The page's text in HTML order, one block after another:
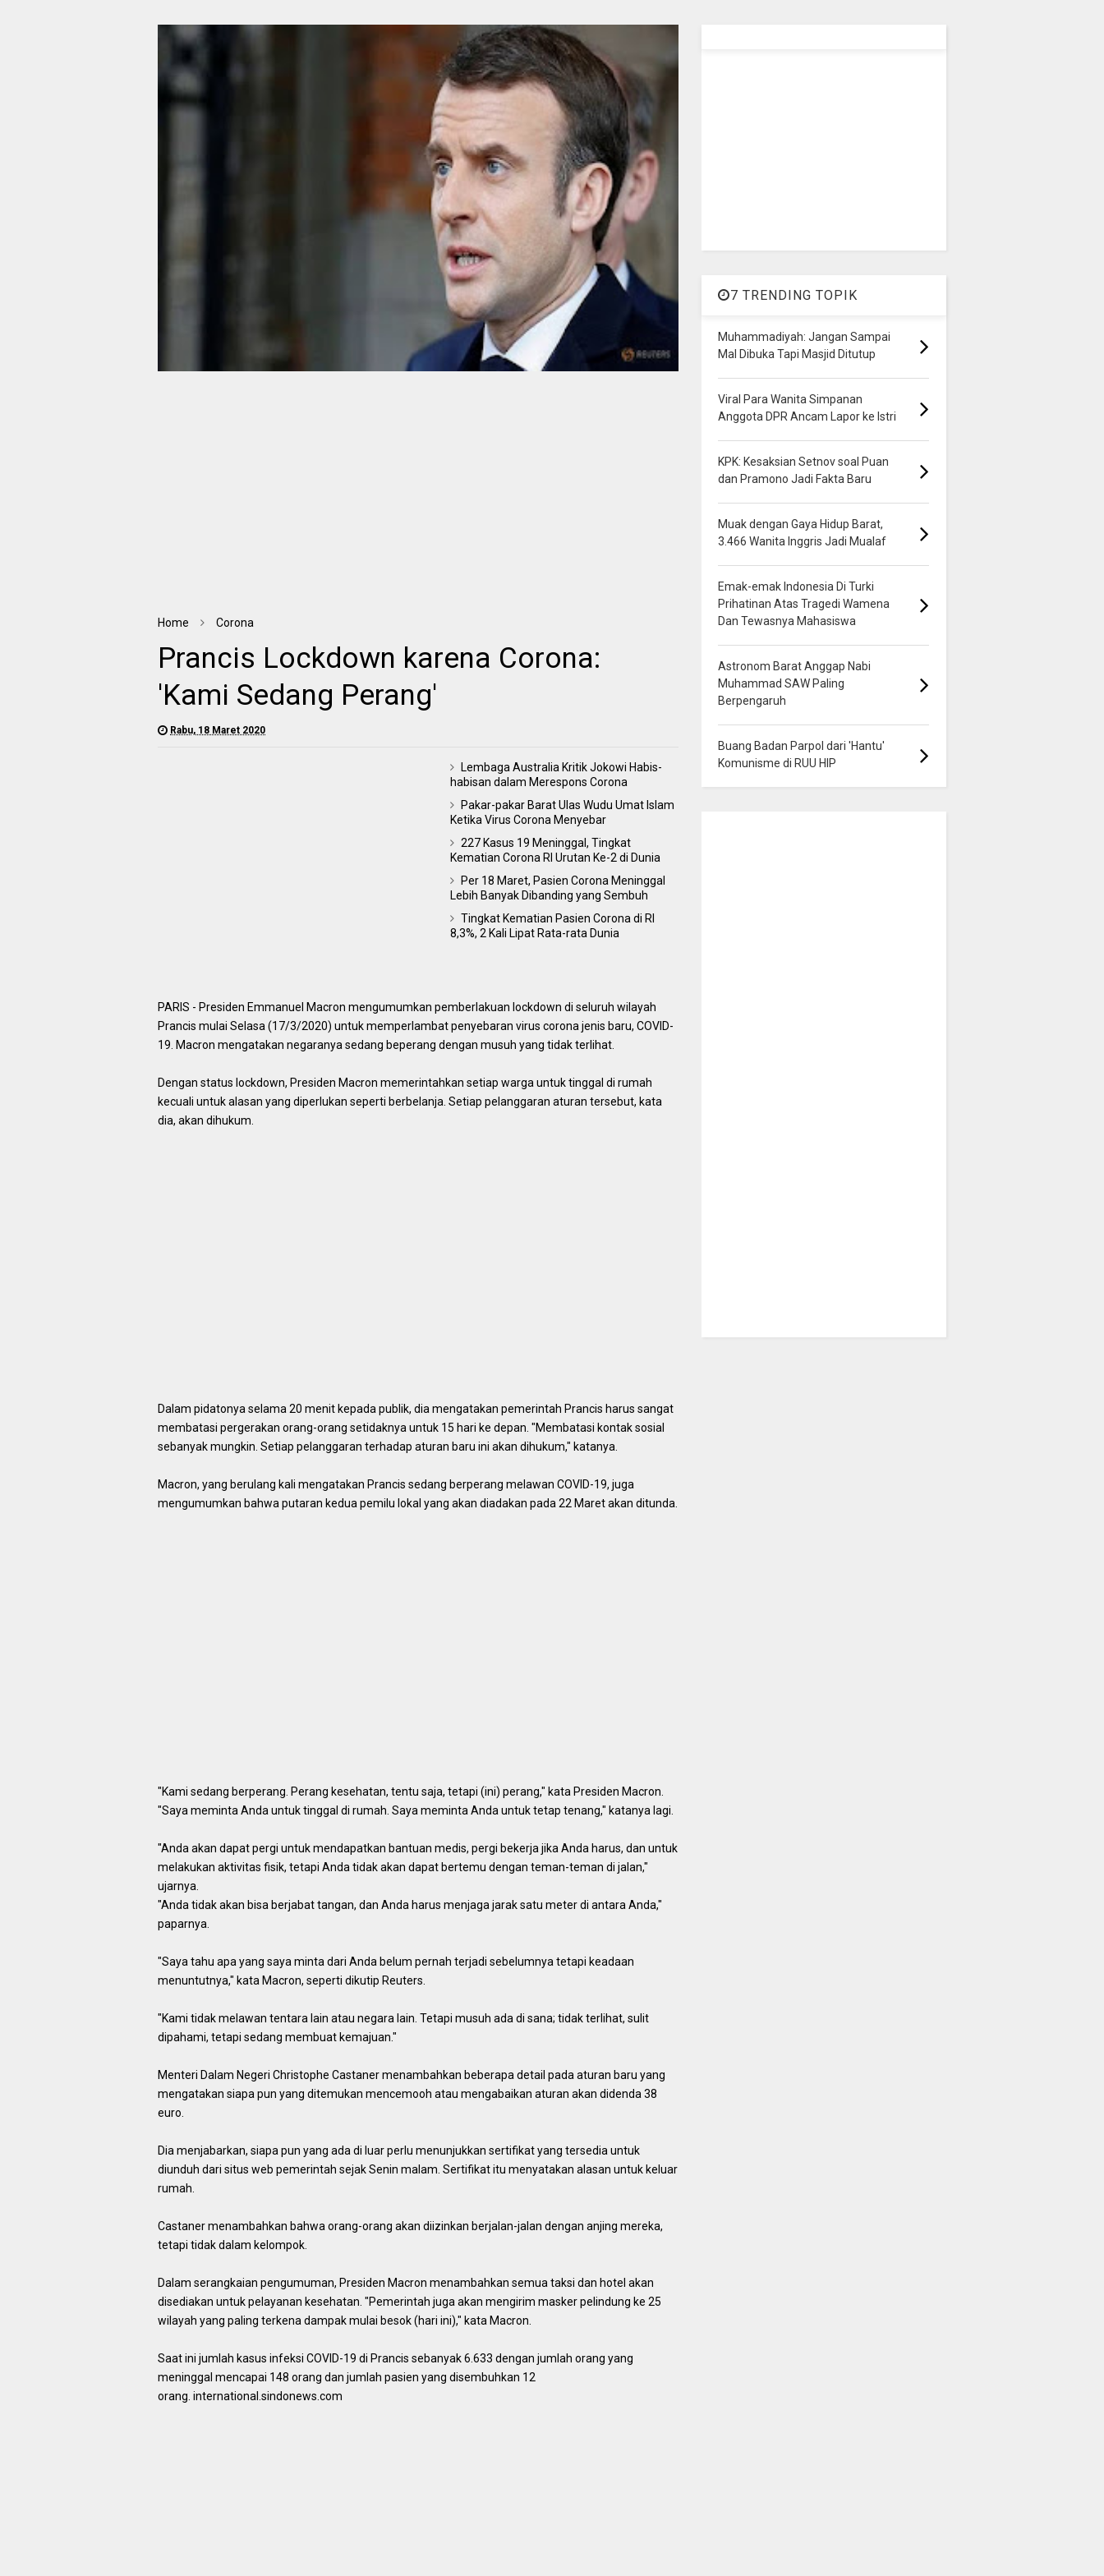
Home Corona
Prancis Lockdown karena Corona:
'Kami Sedang Perang'
Rabu, 18 Maret 2020
Lembaga Australia Kritik Jokowi Habis-
habisan dalam Merespons Corona
Pakar-pakar Barat Ulas Wudu Umat Islam
Ketika Virus Corona Menyebar
227 Kasus 19 Meninggal, Tingkat
Kematian Corona RI Urutan Ke-2 di Dunia
Per 18 Maret, Pasien Corona Meninggal
Lebih Banyak Dibanding yang Sembuh
Tingkat Kematian Pasien Corona di RI
8,3%, 2 Kali Lipat Rata-rata Dunia
PARIS - Presiden Emmanuel Macron mengumumkan pemberlakuan lockdown di seluruh wilayah
Prancis mulai Selasa (17/3/2020) untuk memperlambat penyebaran virus corona jenis baru, COVID-
19. Macron mengatakan negaranya sedang beperang dengan musuh yang tidak terlihat.
Dengan status lockdown, Presiden Macron memerintahkan setiap warga untuk tinggal di rumah
kecuali untuk alasan yang diperlukan seperti berbelanja. Setiap pelanggaran aturan tersebut, kata
dia, akan dihukum.
Dalam pidatonya selama 20 menit kepada publik, dia mengatakan pemerintah Prancis harus sangat
membatasi pergerakan orang-orang setidaknya untuk 15 hari ke depan. "Membatasi kontak sosial
sebanyak mungkin. Setiap pelanggaran terhadap aturan baru ini akan dihukum," katanya.
Macron, yang berulang kali mengatakan Prancis sedang berperang melawan COVID-19, juga
mengumumkan bahwa putaran kedua pemilu lokal yang akan diadakan pada 22 Maret akan ditunda.
"Kami sedang berperang. Perang kesehatan, tentu saja, tetapi (ini) perang," kata Presiden Macron.
"Saya meminta Anda untuk tinggal di rumah. Saya meminta Anda untuk tetap tenang," katanya lagi.
"Anda akan dapat pergi untuk mendapatkan bantuan medis, pergi bekerja jika Anda harus, dan untuk
melakukan aktivitas fisik, tetapi Anda tidak akan dapat bertemu dengan teman-teman di jalan,"
ujarnya.
"Anda tidak akan bisa berjabat tangan, dan Anda harus menjaga jarak satu meter di antara Anda,"
paparnya.
"Saya tahu apa yang saya minta dari Anda belum pernah terjadi sebelumnya tetapi keadaan
menuntutnya," kata Macron, seperti dikutip Reuters.
"Kami tidak melawan tentara lain atau negara lain. Tetapi musuh ada di sana; tidak terlihat, sulit
dipahami, tetapi sedang membuat kemajuan."
Menteri Dalam Negeri Christophe Castaner menambahkan beberapa detail pada aturan baru yang
mengatakan siapa pun yang ditemukan mencemooh atau mengabaikan aturan akan didenda 38
euro.
Dia menjabarkan, siapa pun yang ada di luar perlu menunjukkan sertifikat yang tersedia untuk
diunduh dari situs web pemerintah sejak Senin malam. Sertifikat itu menyatakan alasan untuk keluar
rumah.
Castaner menambahkan bahwa orang-orang akan diizinkan berjalan-jalan dengan anjing mereka,
tetapi tidak dalam kelompok.
Dalam serangkaian pengumuman, Presiden Macron menambahkan semua taksi dan hotel akan
disediakan untuk pelayanan kesehatan. "Pemerintah juga akan mengirim masker pelindung ke 25
wilayah yang paling terkena dampak mulai besok (hari ini)," kata Macron.
Saat ini jumlah kasus infeksi COVID-19 di Prancis sebanyak 6.633 dengan jumlah orang yang
meninggal mencapai 148 orang dan jumlah pasien yang disembuhkan 12
orang. international.sindonews.com
7 TRENDING TOPIK
Muhammadiyah: Jangan Sampai
Mal Dibuka Tapi Masjid Ditutup
Viral Para Wanita Simpanan
Anggota DPR Ancam Lapor ke Istri
KPK: Kesaksian Setnov soal Puan
dan Pramono Jadi Fakta Baru
Muak dengan Gaya Hidup Barat,
3.466 Wanita Inggris Jadi Mualaf
Emak-emak Indonesia Di Turki
Prihatinan Atas Tragedi Wamena
Dan Tewasnya Mahasiswa
Astronom Barat Anggap Nabi
Muhammad SAW Paling
Berpengaruh
Buang Badan Parpol dari 'Hantu'
Komunisme di RUU HIP